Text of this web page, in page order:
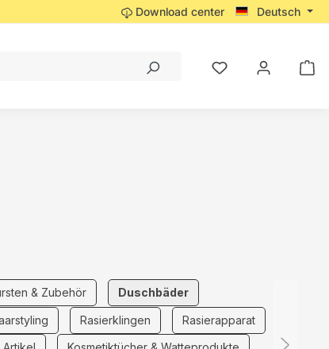
Download center Deutsch
& Zubehör Duschbäder
Rasierklingen
Rasierapparat